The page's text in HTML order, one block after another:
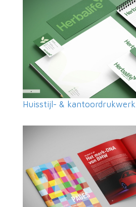
Huisstijl- & kantoordrukwerk